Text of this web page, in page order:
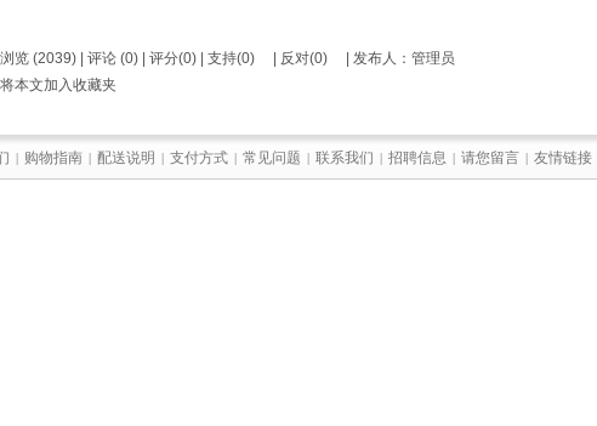
浏览 (2039) | 评论 (0) | 评分(0) | 支持(0) 反对(0) | 发布人： 管理员
将本文加入收藏夹
| 购物指南 | 配送说明 | 支付方式 | 常见问题 | 联系我们 | 招聘信息 | 请您留言 | 友情链接